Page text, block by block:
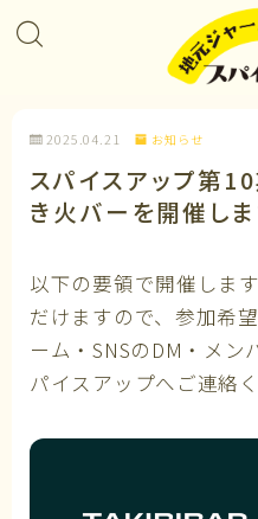
プロジェクト＆カレンダー
企業パートナー
メンバーになる
2025.04.21 お知らせ
スパイスアップ第
き火バーを開催し
以下の要領で開催しま
だけますので、参加希
ーム・SNSのDM・メ
パイスアップへご連絡く